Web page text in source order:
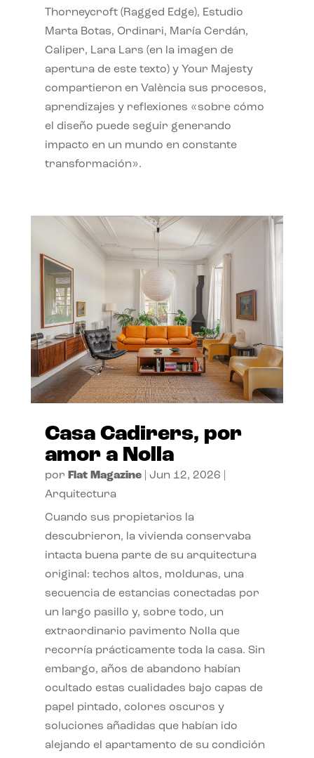
Thorneycroft (Ragged Edge), Estudio
Marta Botas, Ordinari, María Cerdán,
Caliper, Lara Lars (en la imagen de
apertura de este texto) y Your Majesty
compartieron en València sus procesos,
aprendizajes y reflexiones «sobre cómo
el diseño puede seguir generando
impacto en un mundo en constante
transformación».
Casa Cadirers, por
amor a Nolla
por Flat Magazine| Jun 12, 2026
Arquitectura
Cuando sus propietarios la
descubrieron, la vivienda conservaba
intacta buena parte de su arquitectura
original: techos altos, molduras, una
secuencia de estancias conectadas por
un largo pasillo y, sobre todo, un
extraordinario pavimento Nolla que
recorría prácticamente toda la casa. Sin
embargo, años de abandono habían
ocultado estas cualidades bajo capas de
papel pintado, colores oscuros y
soluciones añadidas que habían ido
alejando el apartamento de su condición